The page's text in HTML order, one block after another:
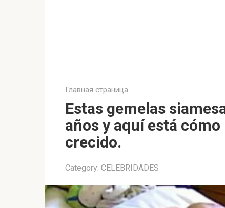
Главная страница
Estas gemelas
años y aquí está
crecido.
Category: CELEBRIDADES